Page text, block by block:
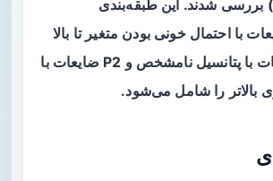
) بررسی شدند. این طبقه‌بندی
با احتمال خونی بودن متغیر تا بالا
است؛ P1 ضایعات با پتانسیل نامشخص و P2 ضایعات با
بالاتر را شامل می‌شود.